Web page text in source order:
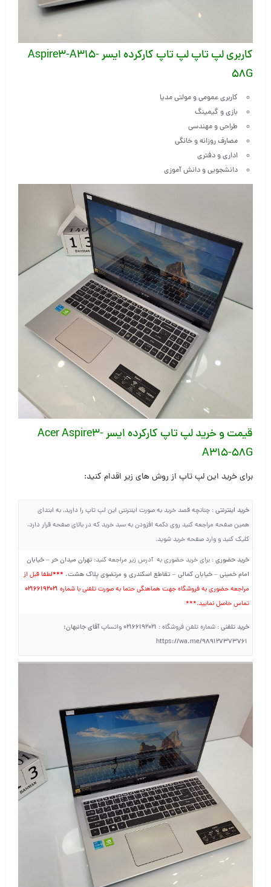
کاربری لپ تاپ لپ تاپ کارکرده ایسر Aspire3-A315-
58G
کاربری عمومی و مولتی مدیا
بازی و گیمینگ
طراحی و مهندسی
مصارف روزانه و خانگی
اداری و دفتری
دانشجویی و دانش آموزی
قیمت و خرید
لپ تاپ کارکرده ایسر Acer Aspire3-
A315-58G
برای خرید این لپ تاپ از روش های زیر اقدام کنید:
خرید اینترنتی: چنانچه قصد خرید به صورت اینترنتی این لپ تاپ را دارید، به ابتدای
همین صفحه مراجعه کنید روی دکمه افزودن به سبد خرید که در بالای صفحه قرار دارد،
کلیک کنید و وارد صفحه خرید شوید.
خرید حضوری: برای خرید حضوری به آدرس زیر مراجعه کنید: تهران میدان حر – خیابان
امام خمینی – خیابان کمالی – تقاطع اسکندری و مرتضوی پلاک هشت.
***لطفا قبل از
مراجعه حضوری به فروشگاه جهت هماهنگی حتما به صورت تلفنی با شماره ۰۲۱۶۶۱۹۲۰۲۱
تماس حاصل نمایید.***
خرید تلفنی: شماره تلفن فروشگاه : ۰۲۱۶۶۱۹۲۰۲۱واتساپآقای جانبهان:
https://wa.me/989127373761